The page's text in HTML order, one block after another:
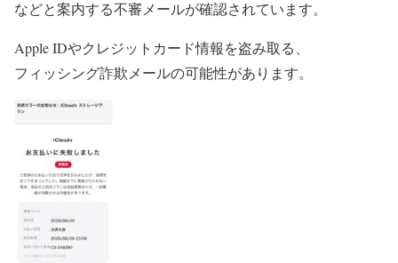
などと案内する不審メールが確認されています。
Apple IDやクレジットカード情報を盗み取る、
フィッシング詐欺メールの可能性があります。